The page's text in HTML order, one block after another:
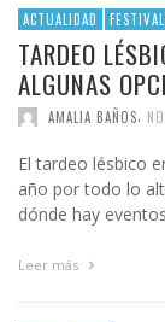
ACTUALIDAD
TARDEO
ALGUNAS
AMALIA BAÑOS
El tardeo lésbico
año por todo lo
dónde hay
Leer más